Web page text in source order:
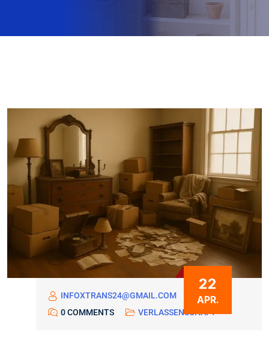
22
APR.
INFOXTRANS24@GMAIL.COM
0 COMMENTS
VERLASSENSCHAFT